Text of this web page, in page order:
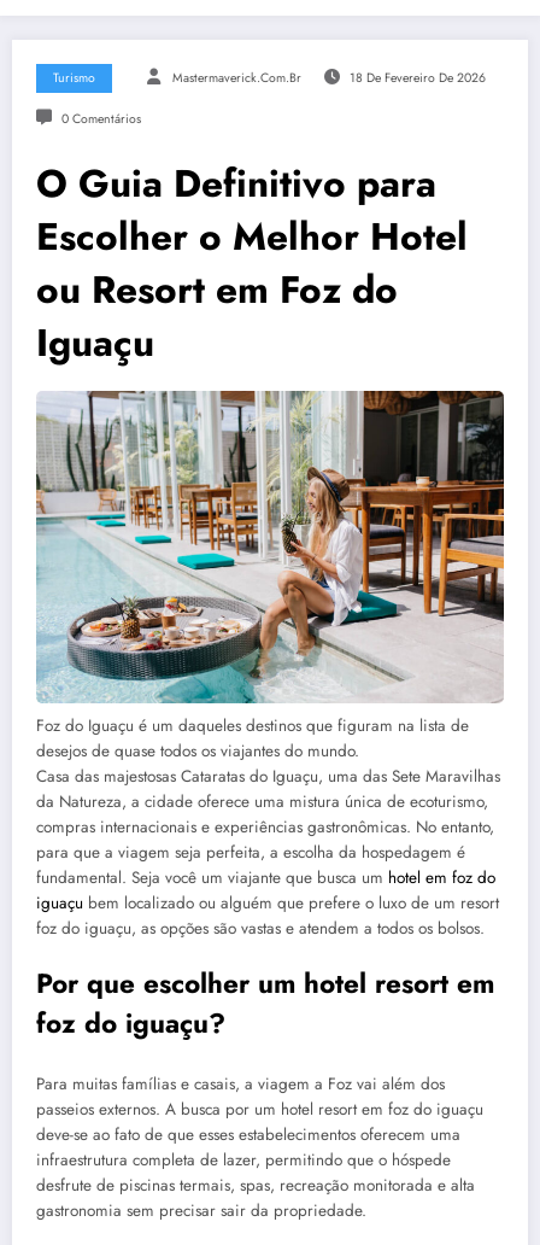
Turismo Mastermaverick.com.br 18 De Fevereiro De 2026
0 Comentários
O Guia Definitivo para
Escolher o Melhor Hotel
ou Resort em Foz do
Iguaçu
Foz do Iguaçu é um daqueles destinos que figuram na lista de
desejos de quase todos os viajantes do mundo.
Casa das majestosas Cataratas do Iguaçu, uma das Sete Maravilhas
da Natureza, a cidade oferece uma mistura única de ecoturismo,
compras internacionais e experiências gastronômicas. No entanto,
para que a viagem seja perfeita, a escolha da hospedagem é
fundamental. Seja você um viajante que busca um hotel em foz do
iguaçu bem localizado ou alguém que prefere o luxo de um resort
foz do iguaçu, as opções são vastas e atendem a todos os bolsos.
Por que escolher um hotel resort em
foz do iguaçu?
Para muitas famílias e casais, a viagem a Foz vai além dos
passeios externos. A busca por um hotel resort em foz do iguaçu
deve-se ao fato de que esses estabelecimentos oferecem uma
infraestrutura completa de lazer, permitindo que o hóspede
desfrute de piscinas termais, spas, recreação monitorada e alta
gastronomia sem precisar sair da propriedade.